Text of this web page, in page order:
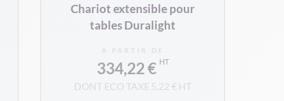
Chariot extensible pour
tables Duralight
À PARTIR DE
334,22 €
5,22 €